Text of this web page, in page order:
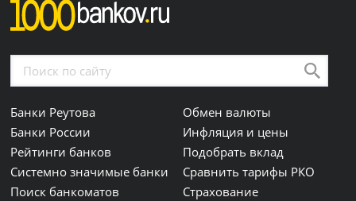
Банки Реутова
Банки России
Рейтинги банков
Системно значимые банки
Поиск банкоматов
Обмен валюты
Инфляция и цены
Подобрать вклад
Сравнить тарифы РКО
Страхование